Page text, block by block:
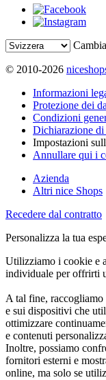
© 2010-2026
Informazioni
Protezione dei
Condizioni
Dichiarazione di
Impostazioni
Annullare qui i
Azienda
Altri nice Shops
Recedere dal contratto
Personalizza la tua
Utilizziamo i cookie e
individuale per offrirti
A tal fine,
e sui dispositivi che
ottimizzare
e contenuti
Inoltre, possiamo
fornitori esterni e
online, ma solo se